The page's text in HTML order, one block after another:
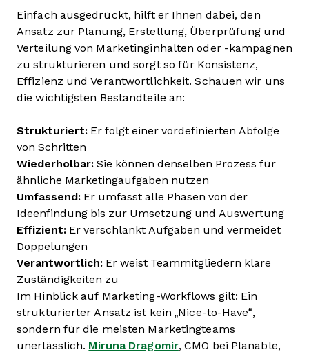
Einfach ausgedrückt, hilft er Ihnen dabei, den
Ansatz zur Planung, Erstellung, Überprüfung und
Verteilung von Marketinginhalten oder -kampagnen
zu strukturieren und sorgt so für Konsistenz,
Effizienz und Verantwortlichkeit. Schauen wir uns
die wichtigsten Bestandteile an:
Strukturiert: Er folgt einer vordefinierten Abfolge
von Schritten
Wiederholbar: Sie können denselben Prozess für
ähnliche Marketingaufgaben nutzen
Umfassend: Er umfasst alle Phasen von der
Ideenfindung bis zur Umsetzung und Auswertung
Effizient: Er verschlankt Aufgaben und vermeidet
Doppelungen
Verantwortlich: Er weist Teammitgliedern klare
Zuständigkeiten zu
Im Hinblick auf Marketing-Workflows gilt: Ein
strukturierter Ansatz ist kein „Nice-to-Have“,
sondern für die meisten Marketingteams
unerlässlich. Miruna Dragomir, CMO bei Planable,